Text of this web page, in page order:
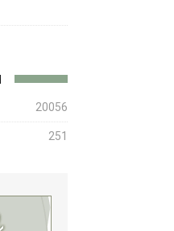
20056
251